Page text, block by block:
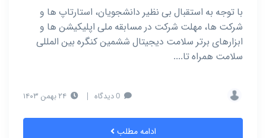
با توجه به استقبال بی نظیر دانشجویان، استارتاپ ها و
شرکت ها، مهلت شرکت در مسابقه ملی اپلیکیشن ها و
ابزارهای برتر سلامت دیجیتال ششمین کنگره بین المللی
سلامت همراه تا....
|
ادامه مطلب